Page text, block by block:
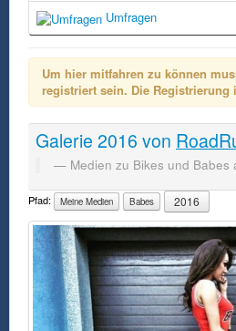
Umfragen
Um hier mitfahren zu können
registriert sein. Die Registrierung
Galerie 2016 von
Medien zu Bikes und Babes
Pfad: Meine Medien Babes 2016